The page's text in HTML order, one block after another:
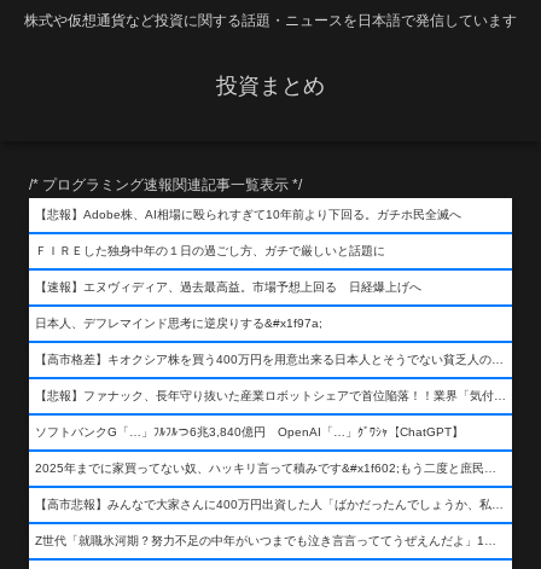
株式や仮想通貨など投資に関する話題・ニュースを日本語で発信しています
投資まとめ
/* プログラミング速報関連記事一覧表示 */
【悲報】Adobe株、AI相場に殴られすぎて10年前より下回る。ガチホ民全滅へ
ＦＩＲＥした独身中年の１日の過ごし方、ガチで厳しいと話題に
【速報】エヌヴィディア、過去最高益。市場予想上回る 日経爆上げへ
日本人、デフレマインド思考に逆戻りする&#x1f97a;
【高市格差】キオクシア株を買う400万円を用意出来る日本人とそうでない貧乏人の差が超広まるって事よ
【悲報】ファナック、長年守り抜いた産業ロボットシェアで首位陥落！！業界「気付いたら一気に抜かれていた…」
ソフトバンクG「…」ﾌﾙﾌﾙつ6兆3,840億円 OpenAI「…」ｸﾞﾜｼｬ【ChatGPT】
2025年までに家買ってない奴、ハッキリ言って積みです&#x1f602;もう二度と庶民が買える値段になりません&#x1f602;&#x1f602;&#x1f602;
【高市悲報】みんなで大家さんに400万円出資した人「ばかだったんでしょうか、私は&#x1f622;」
Z世代「就職氷河期？努力不足の中年がいつまでも泣き言言っててうぜえんだよ」1万いいね